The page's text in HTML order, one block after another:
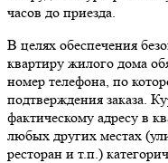
часов до приезда.
В целях обеспечения
квартиру жилого дома
номер телефона, по
подтверждения заказа.
фактическому адресу в
любых других местах
ресторан и т.п.)